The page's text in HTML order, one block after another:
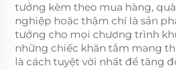
tưởng kèm theo mua hàng,
nghiệp hoặc thậm chí là sản
tưởng cho mọi chương trình
những chiếc khăn tắm mang
là cách tuyệt vời nhất để tăng